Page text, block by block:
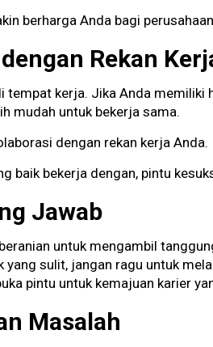
berharga Anda bagi
Rekan
kerja. Jika Anda memiliki
mudah untuk bekerja sama.
dengan rekan kerja Anda.
baik bekerja dengan, pintu
Jawab
untuk mengambil
sulit, jangan ragu untuk
pintu untuk kemajuan karier
Masalah